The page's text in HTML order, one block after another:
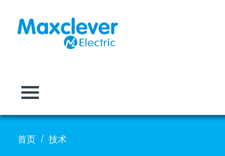
首页 技术